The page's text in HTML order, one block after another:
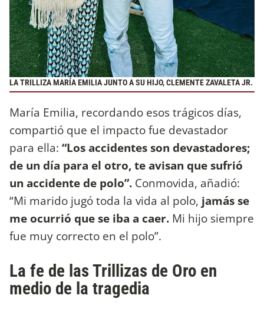
LA TRILLIZA MARÍA EMILIA JUNTO A SU HIJO, CLEMENTE ZAVALETA JR.
María Emilia, recordando esos trágicos días,
compartió que el impacto fue devastador
para ella: “Los accidentes son devastadores;
de un día para el otro, te avisan que sufrió
un accidente de polo”. Conmovida, añadió:
“Mi marido jugó toda la vida al polo, jamás se
me ocurrió que se iba a caer. Mi hijo siempre
fue muy correcto en el polo”.
La fe de las Trillizas de Oro en
medio de la tragedia